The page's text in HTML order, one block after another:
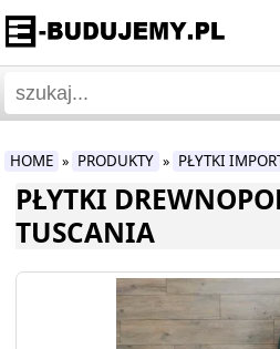
HOME » PRODUKTY » PŁYTKI
PŁYTKI
TUSCANIA